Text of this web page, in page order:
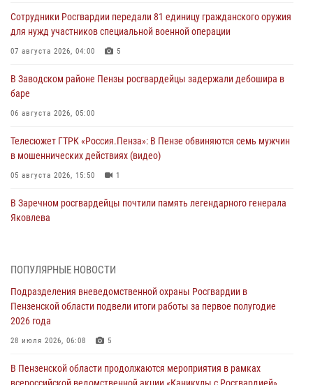
Сотрудники Росгвардии передали 81 единицу гражданского оружия
для нужд участников специальной военной операции
07 августа 2026, 04:00 5
В Заводском районе Пензы росгвардейцы задержали дебошира в
баре
06 августа 2026, 05:00
Телесюжет ГТРК «Россия.Пенза»: В Пензе обвиняются семь мужчин
в мошеннических действиях (видео)
05 августа 2026, 15:50 1
В Заречном росгвардейцы почтили память легендарного генерала
Яковлева
Сотрудники пензенского ОМОН «Страж» познакомили участников
05 августа 2026, 06:15
В Пензе сотрудники Росгвардии оказали помощь
дезориентированному пенсионеру
ПОПУЛЯРНЫЕ НОВОСТИ
Подразделения вневедомственной охраны Росгвардии в
Пензенской области подвели итоги работы за первое полугодие
2026 года
28 июля 2026, 06:08 5
В Пензенской области продолжаются мероприятия в рамках